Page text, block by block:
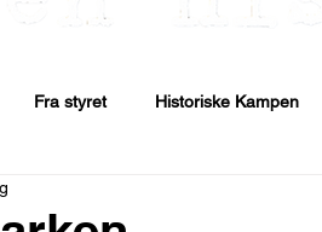
Fra styret Historiske Kampen